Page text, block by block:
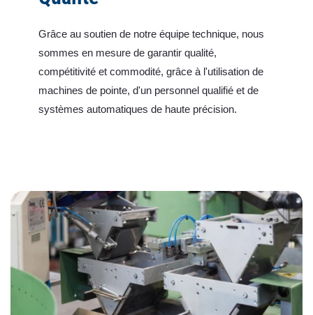
Grâce au soutien de notre équipe technique, nous
sommes en mesure de garantir qualité,
compétitivité et commodité, grâce à l'utilisation de
machines de pointe, d'un personnel qualifié et de
systèmes automatiques de haute précision.